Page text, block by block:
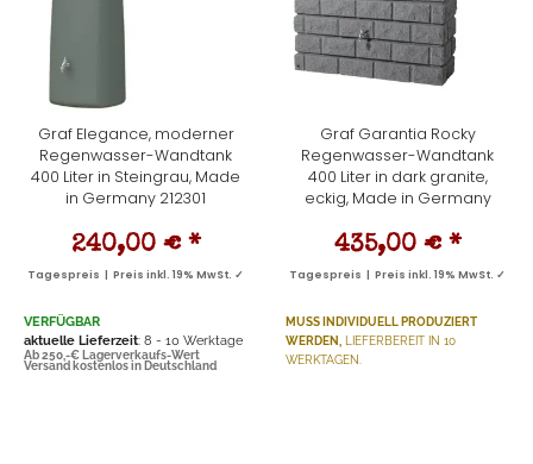
Graf Elegance, moderner
Regenwasser-Wandtank
400 Liter in Steingrau, Made
in Germany 212301
240,00 € *
Tagespreis | Preis inkl. 19% MwSt. ✓
VERFÜGBAR
aktuelle Lieferzeit: 8 - 10 Werktage
Ab 250,-€ Lagerverkaufs-Wert
Versand kostenlos in Deutschland
Graf Garantia Rocky
Regenwasser-Wandtank
400 Liter in dark granite,
eckig, Made in Germany
435,00 € *
Tagespreis | Preis inkl. 19% MwSt. ✓
MUSS INDIVIDUELL PRODUZIERT
WERDEN,
LIEFERBEREIT IN 10
WERKTAGEN.